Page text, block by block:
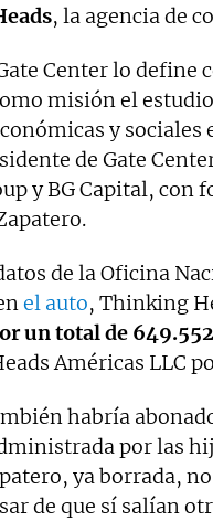
, la agencia de
Center lo define
misión el
y sociales
de Gate
y BG Capital, con
de la Oficina
el auto, Thinking
un total de
Américas LLC
habría
por las
ya borrada,
de que sí salían